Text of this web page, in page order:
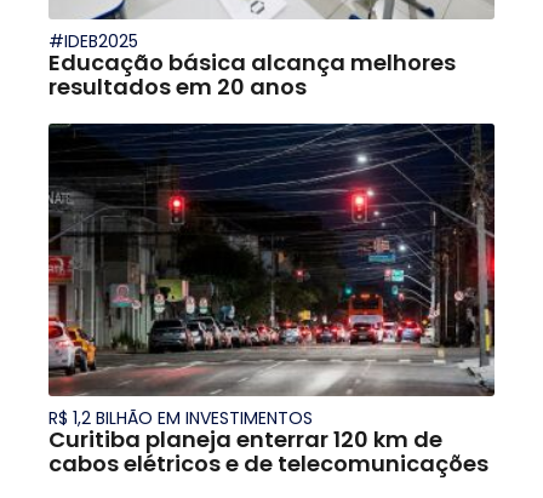
#IDEB2025
Educação básica alcança melhores
resultados em 20 anos
R$ 1,2 BILHÃO EM INVESTIMENTOS
Curitiba planeja enterrar 120 km de
cabos elétricos e de telecomunicações